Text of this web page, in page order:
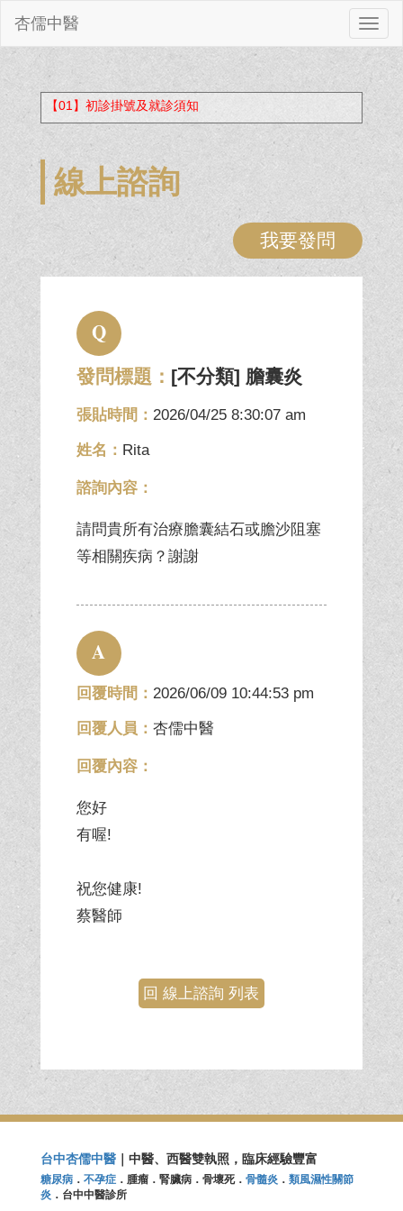
切
換
杏儒中醫
【01】初診掛號及就診須知
線上諮詢
我要發問
Q
發問標題： [不分類] 膽囊炎
張貼時間： 2026/04/25 8:30:07 am
姓名： Rita
諮詢內容：
請問貴所有治療膽囊結石或膽沙阻塞
等相關疾病？謝謝
A
回覆時間： 2026/06/09 10:44:53 pm
回覆人員： 杏儒中醫
回覆內容：
您好
有喔!
祝您健康!
蔡醫師
回 線上諮詢 列表
台中杏儒中醫｜中醫、西醫雙執照，臨床經驗豐富
糖尿病． 不孕症．腫瘤．腎臟病．骨壞死． 骨髓炎． 類風濕性關節
炎．台中中醫診所